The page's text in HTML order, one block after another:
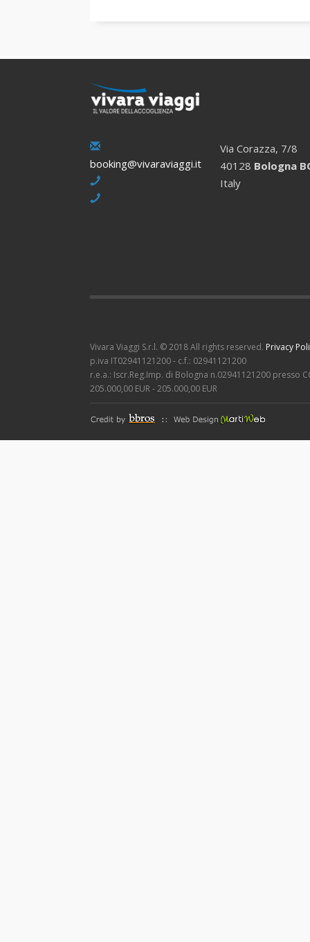
booking@vivaraviaggi.it
Via Corazza, 7/8
40128 Bologna
Italy
Vivara Viaggi S.r.l. © 2018 All rights reserved. Privacy
p.iva IT02941121200 - c.f.: 02941121200
r.e.a.: Iscr.Reg.Imp. di Bologna n.02941121200 presso
205.000,00 EUR - 205.000,00 EUR